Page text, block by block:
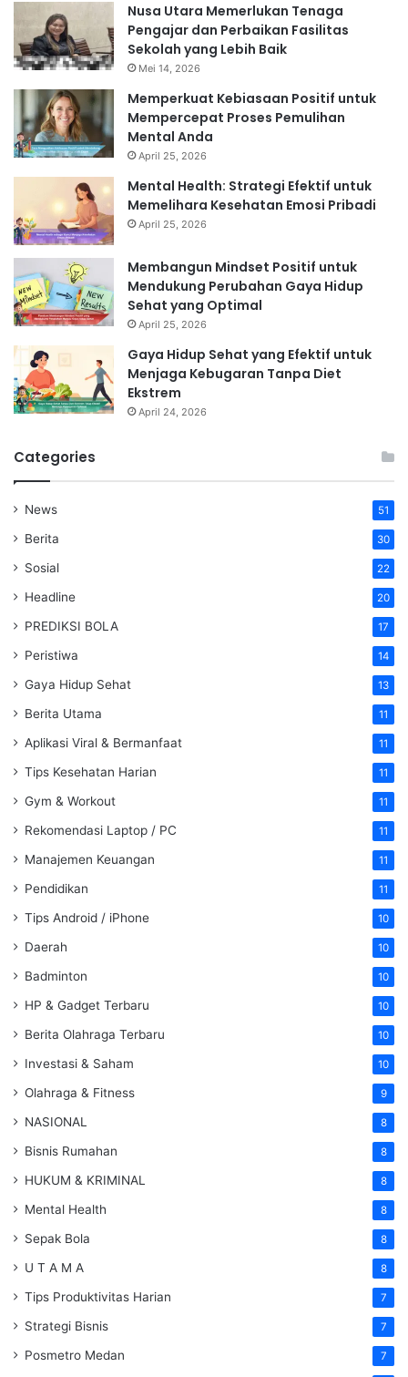
Nusa Utara Memerlukan Tenaga
Pengajar dan Perbaikan Fasilitas
Sekolah yang Lebih Baik
Mei 14, 2026
Memperkuat Kebiasaan Positif untuk
Mempercepat Proses Pemulihan
Mental Anda
April 25, 2026
Mental Health: Strategi Efektif untuk
Memelihara Kesehatan Emosi Pribadi
April 25, 2026
Membangun Mindset Positif untuk
Mendukung Perubahan Gaya Hidup
Sehat yang Optimal
April 25, 2026
Gaya Hidup Sehat yang Efektif untuk
Menjaga Kebugaran Tanpa Diet
Ekstrem
April 24, 2026
Categories
News 51
Berita 30
Sosial 22
Headline 20
PREDIKSI BOLA 17
Peristiwa 14
Gaya Hidup Sehat 13
Berita Utama 11
Aplikasi Viral & Bermanfaat 11
Tips Kesehatan Harian 11
Gym & Workout 11
Rekomendasi Laptop / PC 11
Manajemen Keuangan 11
Pendidikan 11
Tips Android / iPhone 10
Daerah 10
Badminton 10
HP & Gadget Terbaru 10
Berita Olahraga Terbaru 10
Investasi & Saham 10
Olahraga & Fitness 9
NASIONAL 8
Bisnis Rumahan 8
HUKUM & KRIMINAL 8
Mental Health 8
Sepak Bola 8
U T A M A 8
Tips Produktivitas Harian 7
Strategi Bisnis 7
Posmetro Medan 7